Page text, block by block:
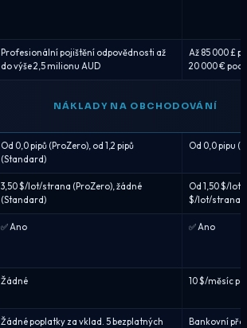
Profesionální pojištění odpovědnosti až
do výše 2,5 milionu AUD
Až 85 000 £
20 000 €
NÁKLADY NA OBCHODOVÁNÍ
Od 0,0 pipů (ProZero), od 1,2 pipů
(Standard)
Od 0,0 pipu
3,50 $/lot/strana (ProZero), žádné
(Standard)
Od 1,50 $/lot/
$/lot/strana
✅ Ano ✅ Ano
Žádné 10 $/měsíc
Žádné poplatky za vklad. 5 bezplatných
Bankovní